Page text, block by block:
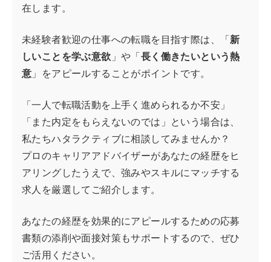
在します。
未経験者歓迎の仕事への転職を目指す際は、「新
しいことを学ぶ意欲 」や「長く働きたいという熱
意 」をアピールすることがポイントです。
「一人で転職活動を上手く進められるか不安」
「また内定をもらえないのでは」という場合は、
私たちハタラクティブに相談してみませんか？
プロのキャリアアドバイザーがあなたの経歴をヒ
アリングしたうえで、強みやスキルにマッチする
求人を厳選してご紹介します。
あなたの経歴を効果的にアピールするための応募
書類の添削や面接対策もサポートするので、ぜひ
ご活用ください。